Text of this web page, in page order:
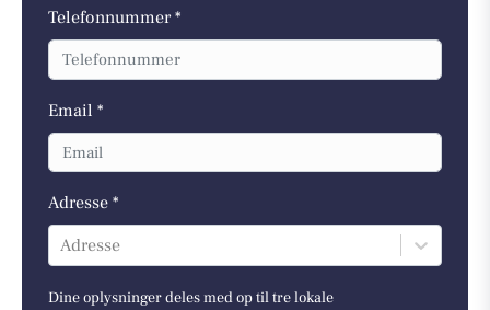
Telefonnummer *
Email *
Adresse *
Adresse
Dine oplysninger deles med op til tre lokale